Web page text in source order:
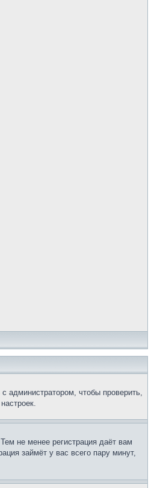
администратором, чтобы проверить,
не менее регистрация даёт вам
займёт у вас всего пару минут,